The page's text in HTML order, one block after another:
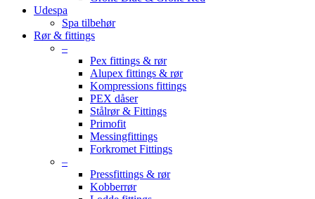
Udespa
Spa tilbehør
Rør & fittings
–
Pex fittings & rør
Alupex fittings & rør
Kompressions fittings
PEX dåser
Stålrør & Fittings
Primofit
Messingfittings
Forkromet Fittings
–
Pressfittings & rør
Kobberrør